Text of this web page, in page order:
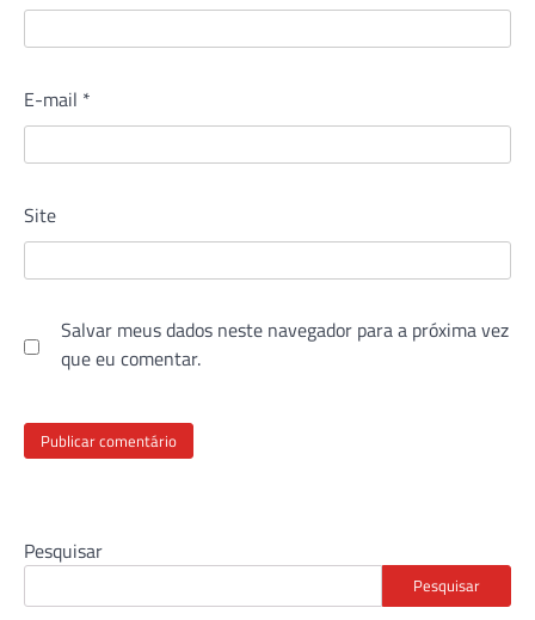
E-mail *
Site
Salvar meus dados neste navegador para a próxima vez
que eu comentar.
Pesquisar
Pesquisar